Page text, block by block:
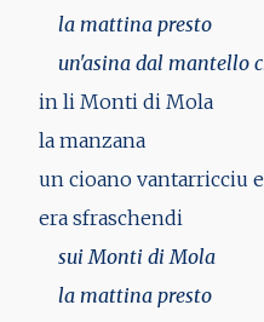
la mattina presto
un'asina dal mantello
in li Monti di Mola
la manzana
un cioano vantarricciu
era sfraschendi
sui Monti di Mola
la mattina presto